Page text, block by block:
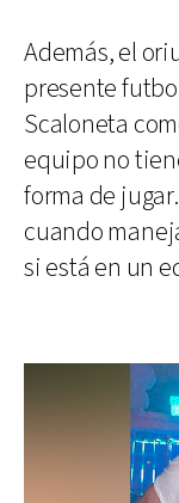
Además, el
presente
Scaloneta
equipo no
forma de
cuando
si está en un